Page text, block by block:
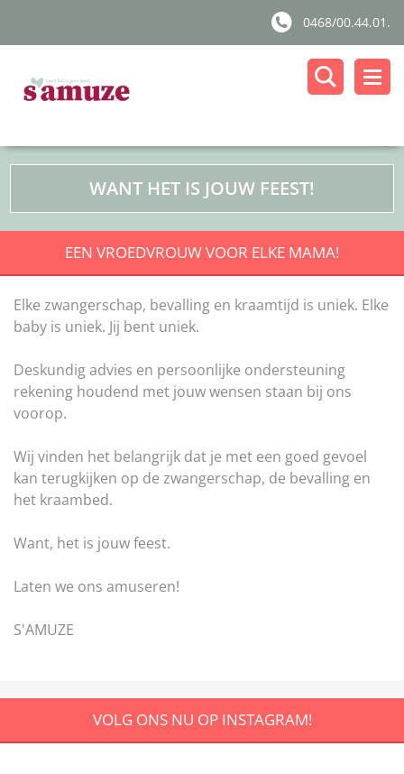
0468/00.44.01.
WANT HET IS JOUW FEEST!
EEN VROEDVROUW VOOR ELKE MAMA!
Elke zwangerschap, bevalling en kraamtijd is uniek. Elke
baby is uniek. Jij bent uniek.
Deskundig advies en persoonlijke ondersteuning
rekening houdend met jouw wensen staan bij ons
voorop.
Wij vinden het belangrijk dat je met een goed gevoel
kan terugkijken op de zwangerschap, de bevalling en
het kraambed.
Want, het is jouw feest.
Laten we ons amuseren!
S'AMUZE
VOLG ONS NU OP INSTAGRAM!